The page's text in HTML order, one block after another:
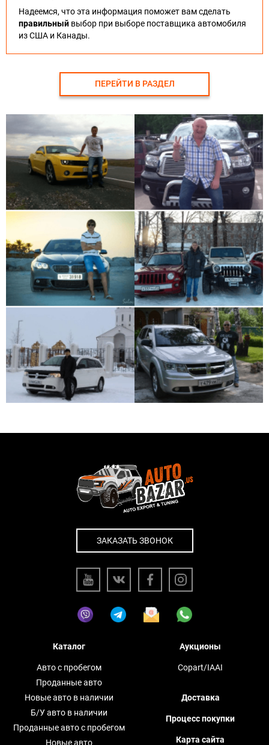
Надеемся, что эта информация поможет вам сделать
правильный выбор при выборе поставщика автомобиля
из США и Канады.
ПЕРЕЙТИ В РАЗДЕЛ
ЗАКАЗАТЬ ЗВОНОК
Каталог
Авто с пробегом
Проданные авто
Новые авто в наличии
Б/У авто в наличии
Проданные авто с пробегом
Новые авто
Аукционы
Copart/IAAI
Доставка
Процесс покупки
Карта сайта